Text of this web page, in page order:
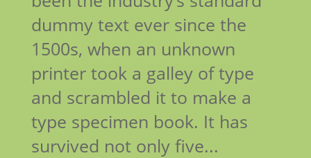
dummy text ever since the
1500s, when an unknown
printer took a galley of type
and scrambled it to make a
type specimen book. It has
survived not only five...